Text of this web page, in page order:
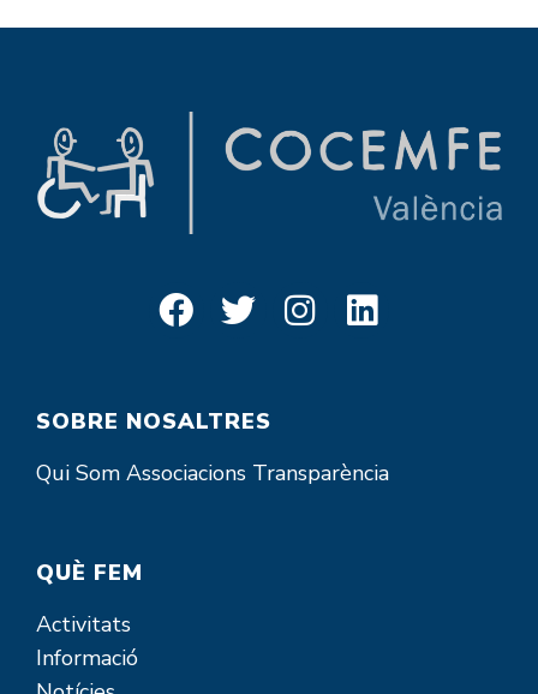
SOBRE NOSALTRES
Qui Som Associacions Transparència
QUÈ FEM
Activitats
Informació